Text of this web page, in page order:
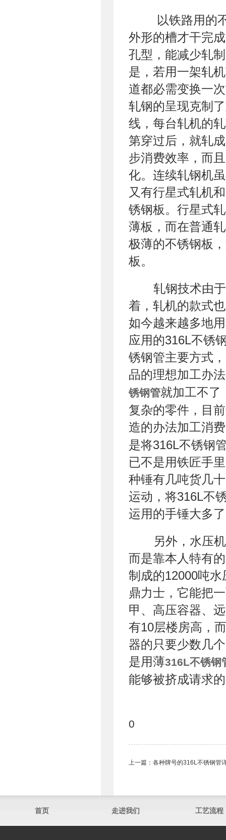
以铁路用的
外形的槽才干完
孔型，能减少轧
是，若用一架轧
道都必需变换一
轧钢的呈现克制
线，每台轧机的
第穿过后，就轧
步消费效率，而
化。连续轧钢机
又有行星式轧机
锈钢板。行星式
薄板，而在普通
极薄的不锈钢板
板。
轧钢技术由
着，轧机的款式
如今越来越多地
应用的316L不锈
锈钢管主要方式
品的理想加工办
锈钢管就加工不了
复杂的零件，目
造的办法加工消
是将316L不锈钢
已不是用铁匠手
种锤有几吨货几
运动，将316L不
运用的手锤大多
另外，水压
而是靠本人特有
制成的12000吨
鼎力士，它能把
甲、高压容器、
有10层楼房高，
器的只要少数几
是用薄316L不锈钢
能够被挤成请求
0
上一篇： 各种牌号的316L不锈钢管
首页 走进我们 工艺流程